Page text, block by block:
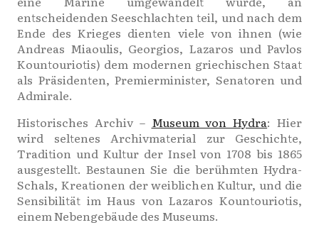
entscheidenden Seeschlachten teil, und nach dem
Ende des Krieges dienten viele von ihnen (wie
Andreas Miaoulis, Georgios, Lazaros und Pavlos
Kountouriotis) dem modernen griechischen Staat
als Präsidenten, Premierminister, Senatoren und
Admirale.
Historisches Archiv – Museum von Hydra: Hier
wird seltenes Archivmaterial zur Geschichte,
Tradition und Kultur der Insel von 1708 bis 1865
ausgestellt. Bestaunen Sie die berühmten Hydra-
Schals, Kreationen der weiblichen Kultur, und die
Sensibilität im Haus von Lazaros Kountouriotis,
einem Nebengebäude des Museums.